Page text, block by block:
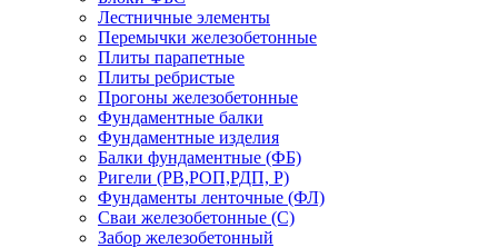
Лестничные элементы
Перемычки железобетонные
Плиты парапетные
Плиты ребристые
Прогоны железобетонные
Фундаментные балки
Фундаментные изделия
Балки фундаментные (ФБ)
Ригели (РВ,РОП,РДП, Р)
Фундаменты ленточные (ФЛ)
Сваи железобетонные (С)
Забор железобетонный